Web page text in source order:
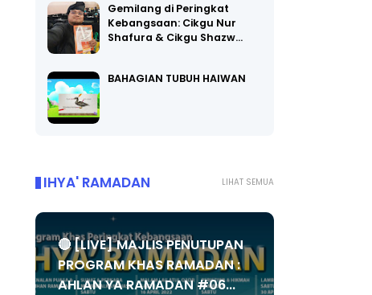
Gemilang di Peringkat
Kebangsaan: Cikgu Nur
Shafura & Cikgu Shazw…
BAHAGIAN TUBUH HAIWAN
LIHAT SEMUA
IHYA' RAMADAN
🔴 [LIVE] MAJLIS PENUTUPAN
PROGRAM KHAS RAMADAN :
AHLAN YA RAMADAN #06...